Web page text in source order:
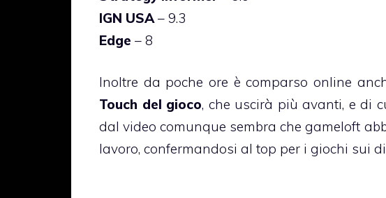
IGN USA– 9.3
Edge – 8
Inoltre da poche ore è comparso online
Touch del gioco, che uscirà più avanti, e di
dal video comunque sembra che gameloft
lavoro, confermandosi al top per i giochi sui